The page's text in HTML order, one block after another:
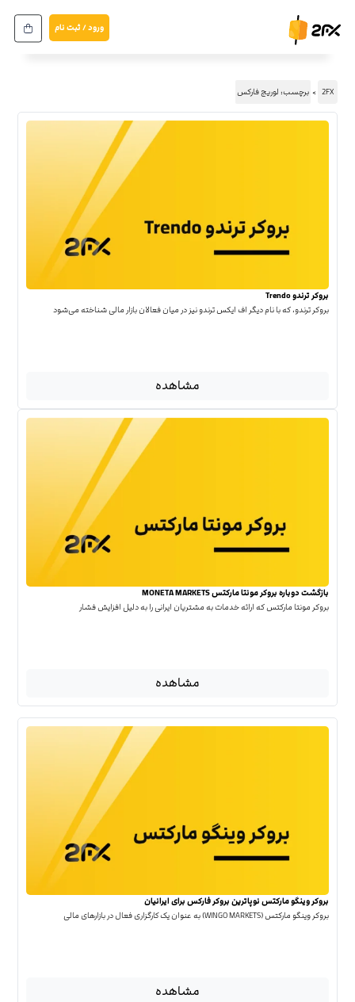
ورود / ثبت نام
2FX برچسب: لوریج فارکس
بروکر ترندو Trendo
بروکر ترندو، که با نام دیگر اف ایکس ترندو نیز در میان فعالان بازار مالی شناخته می‌شود
مشاهده
بازگشت دوباره بروکر مونتا مارکتس MONETA MARKETS
بروکر مونتا مارکتس که ارائه خدمات به مشتریان ایرانی را به دلیل افزایش فشار
مشاهده
بروکر وینگو مارکتس نوپاترین بروکر فارکس برای ایرانیان
بروکر وینگو مارکتس (WINGO MARKETS) به عنوان یک کارگزاری فعال در بازارهای مالی
مشاهده